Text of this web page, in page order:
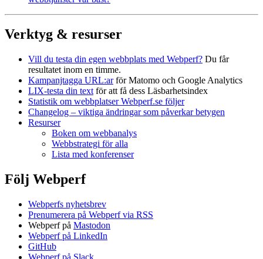
Verktyg & resurser
Vill du testa din egen webbplats med Webperf? Du får
resultatet inom en timme.
Kampanjtagga URL:arför Matomo och Google Analytics
LIX-testa din text för att få dess Läsbarhetsindex
Statistik om webbplatser Webperf.se följer
Changelog – viktiga ändringar som påverkar betygen
Resurser
Boken om webbanalys
Webbstrategi för alla
Lista med konferenser
Följ Webperf
Webperfs nyhetsbrev
Prenumerera på Webperf via RSS
Webperf på Mastodon
Webperf på LinkedIn
GitHub